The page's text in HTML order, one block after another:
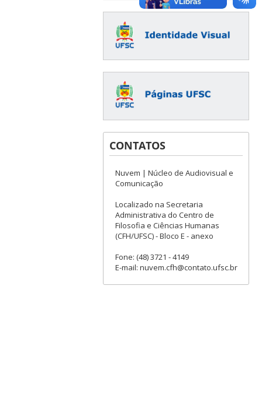
CONTATOS
Nuvem | Núcleo de Audiovisual e
Comunicação
Localizado na Secretaria
Administrativa do Centro de
Filosofia e Ciências Humanas
(CFH/UFSC) - Bloco E - anexo
Fone: (48) 3721 - 4149
E-mail: nuvem.cfh@contato.ufsc.br